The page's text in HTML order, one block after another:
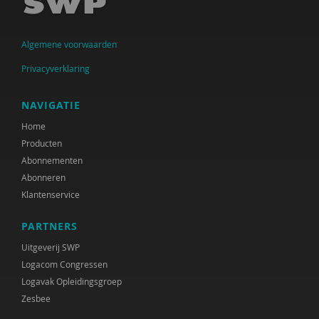
Jolanda Douma
Roelof Hortulanus
Mariëtte van den Hoven
Bea Jongsma
Yildiz Karadag
Ruudje Kea
Algemene voorwaarden
Privacyverklaring
NAVIGATIE
Home
Producten
Abonnementen
Abonneren
Klantenservice
PARTNERS
Uitgeverij SWP
Logacom Congressen
Logavak Opleidingsgroep
Zesbee